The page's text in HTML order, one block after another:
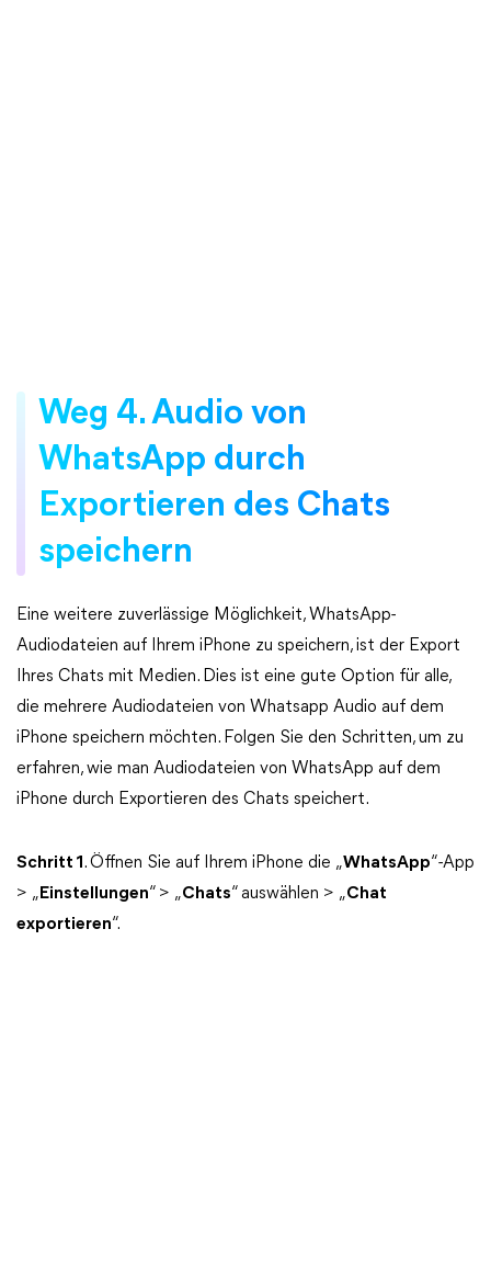
Weg 4. Audio von
WhatsApp durch
Exportieren des Chats
speichern
Eine weitere zuverlässige Möglichkeit, WhatsApp-
Audiodateien auf Ihrem iPhone zu speichern, ist der Export
Ihres Chats mit Medien. Dies ist eine gute Option für alle,
die mehrere Audiodateien von Whatsapp Audio auf dem
iPhone speichern möchten. Folgen Sie den Schritten, um zu
erfahren, wie man Audiodateien von WhatsApp auf dem
iPhone durch Exportieren des Chats speichert.
Schritt 1 . Öffnen Sie auf Ihrem iPhone die „WhatsApp“-App
> „ Einstellungen“ > „Chats“ auswählen > „Chat
exportieren“.